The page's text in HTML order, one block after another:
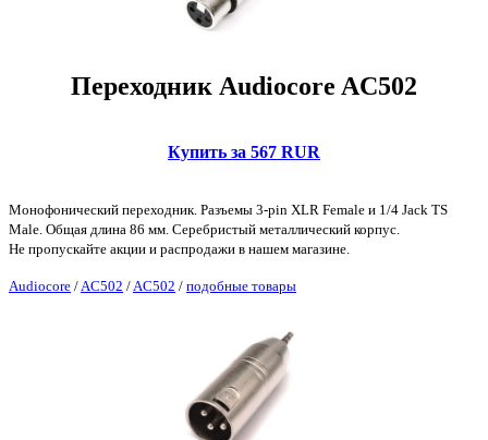
Переходник Audiocore AC502
Купить за 567 RUR
Монофонический переходник. Разъемы 3-pin XLR Female и 1/4 Jack TS
Male. Общая длина 86 мм. Серебристый металлический корпус.
Не пропускайте акции и распродажи в нашем магазине.
Audiocore /AC502 /AC502 / подобные товары